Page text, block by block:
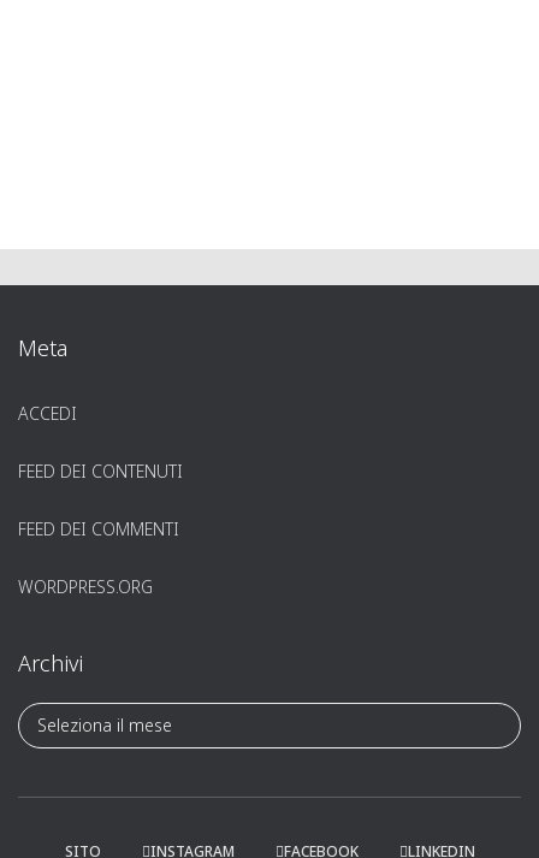
Meta
ACCEDI
FEED DEI CONTENUTI
FEED DEI COMMENTI
WORDPRESS.ORG
Archivi
A
r
h
SITO INSTAGRAM FACEBOOK LINKEDIN